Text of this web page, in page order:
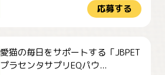
応募する
愛猫の毎日をサポートする「JBPET
プラセンタサプリEQパウ...